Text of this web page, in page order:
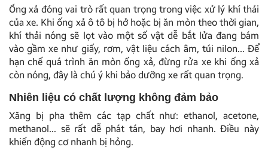
Ống xả đóng vai trò rất quan trọng trong việc xử lý khí thải
của xe. Khi ống xả ô tô bị hở hoặc bị ăn mòn theo thời gian,
khí thải nóng sẽ lọt vào một số vật dễ bắt lửa đang bám
vào gầm xe như giấy, rơm, vật liệu cách âm, túi nilon… Để
hạn chế quá trình ăn mòn ống xả, đừng rửa xe khi ống xả
còn nóng, đây là chú ý khi bảo dưỡng xe rất quan trọng.
Nhiên liệu có chất lượng không đảm bảo
Xăng bị pha thêm các tạp chất như: ethanol, acetone,
methanol… sẽ rất dễ phát tán, bay hơi nhanh. Điều này
khiến động cơ nhanh bị hỏng.